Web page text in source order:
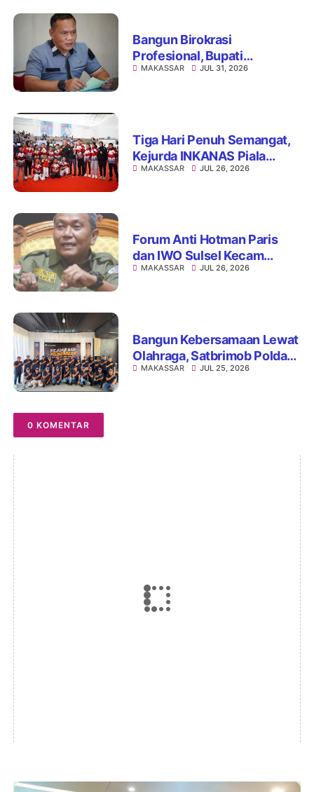
Bangun Birokrasi
Profesional, Bupati
Patahuddin Gelar
MAKASSAR JUL 31, 2026
Tiga Hari Penuh Semangat,
Kejurda INKANAS Piala
Kapolda Sulsel 2026 Sukses
MAKASSAR JUL 26, 2026
Forum Anti Hotman Paris
dan IWO Sulsel Kecam
Dugaan Pelecehan terhadap
MAKASSAR JUL 26, 2026
Bangun Kebersamaan Lewat
Olahraga, Satbrimob Polda
Sulsel dan BI Gelar Lomba
MAKASSAR JUL 25, 2026
0 KOMENTAR